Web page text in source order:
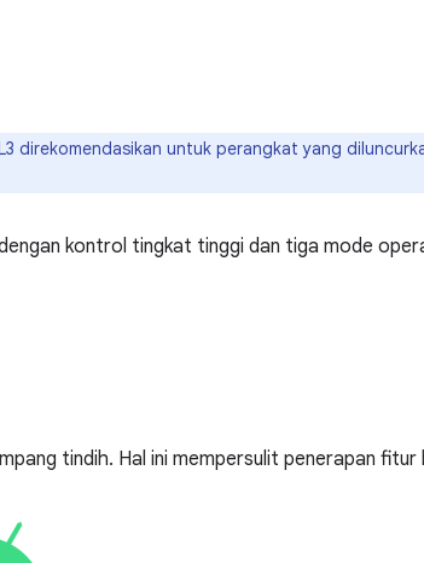
direkomendasikan untuk perangkat yang
kontrol tingkat tinggi dan tiga mode
tindih. Hal ini mempersulit penerapan fitur